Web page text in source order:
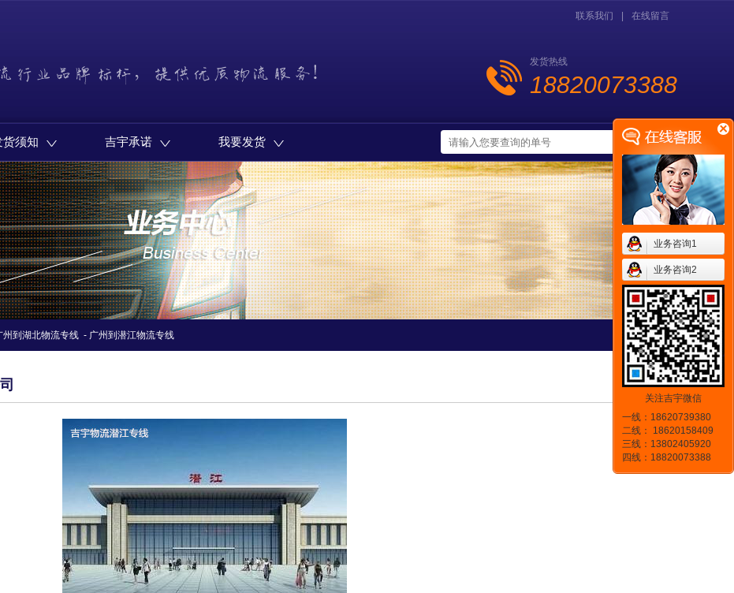
联系我们 在线留言
发货热线
18820073388
货须知 吉宇承诺 我要发货
州到湖北物流专线 - 广州到潜江物流专线
业务咨询1
业务咨询2
关注吉宇微信
一线：18620739380
二线： 18620158409
三线：13802405920
四线：18820073388